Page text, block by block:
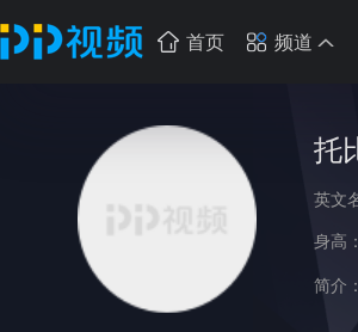
首页 频道
托
英文
身高：
简介：